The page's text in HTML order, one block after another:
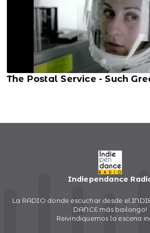
The Postal Service - Such
Indiependance
La RADIO donde escuchar desde el
DANCE más bailongo!
Reivindiquemos la escena